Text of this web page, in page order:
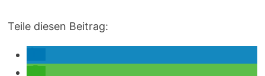
Teile diesen Beitrag: